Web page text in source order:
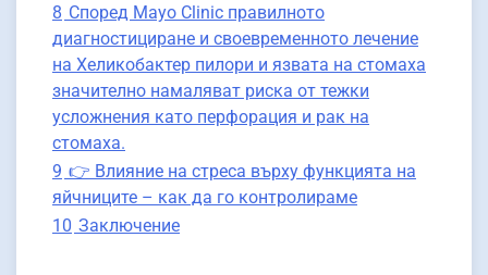
8 Според Mayo Clinic правилното
диагностициране и своевременното лечение
на Хеликобактер пилори и язвата на стомаха
значително намаляват риска от тежки
усложнения като перфорация и рак на
стомаха.
9 👉 Влияние на стреса върху функцията на
яйчниците – как да го контролираме
10 Заключение